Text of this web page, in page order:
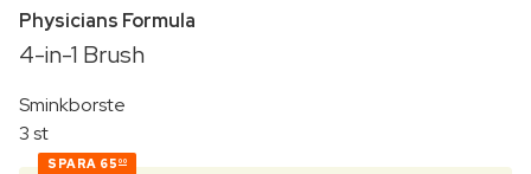
Physicians Formula
4-in-1 Brush
Sminkborste
3 st
SPARA 65 00